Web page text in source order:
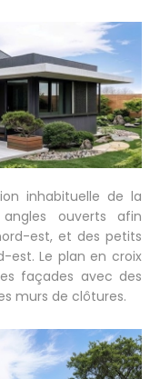
inhabituelle de la
ouverts afin
est, et des petits
est. Le plan en croix
façades avec des
murs de clôtures.